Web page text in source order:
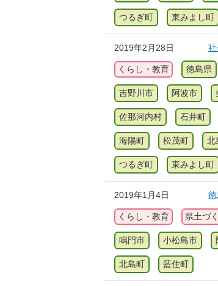
つるぎ町 東みよし町
2019年2月28日
くらし・教育 徳島県
吉野川市 阿波市
佐那河内村 石井町
海陽町 松茂町 北
つるぎ町 東みよし町
2019年1月4日
くらし・教育 県土づ
鳴門市 小松島市
北島町 藍住町